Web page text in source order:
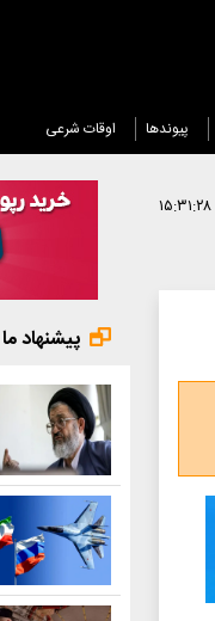
پیوندها اوقات شرعی
پیشنهاد ما